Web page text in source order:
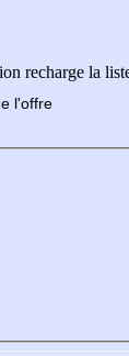
recharge la
l'offre